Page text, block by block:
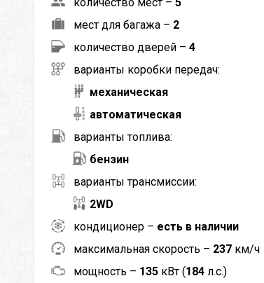
мест для багажа – 2
количество дверей – 4
варианты коробки передач:
механическая
автоматическая
варианты топлива:
бензин
варианты трансмиссии:
2WD
кондиционер – есть в наличии
максимальная скорость – 237 км/ч
мощность – 135 кВт (184л.с.)